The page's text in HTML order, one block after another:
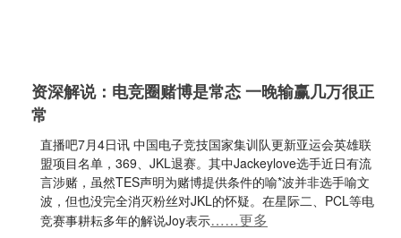
资深解说：电竞圈赌博是常态 一晚输赢几万很正
常
直播吧7月4日讯 中国电子竞技国家集训队更新亚运会英雄联
盟项目名单，369、JKL退赛。其中Jackeylove选手近日有流
言涉赌，虽然TES声明为赌博提供条件的喻*波并非选手喻文
波，但也没完全消灭粉丝对JKL的怀疑。在星际二、PCL等电
竞赛事耕耘多年的解说Joy表示……更多